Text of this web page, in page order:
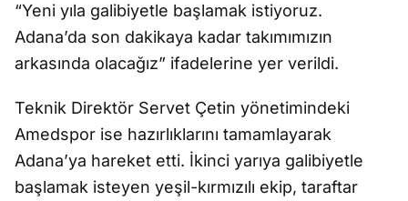
“Yeni yıla galibiyetle başlamak istiyoruz.
Adana’da son dakikaya kadar takımımızın
arkasında olacağız” ifadelerine yer verildi.
Teknik Direktör Servet Çetin yönetimindeki
Amedspor ise hazırlıklarını tamamlayarak
Adana’ya hareket etti. İkinci yarıya galibiyetle
başlamak isteyen yeşil-kırmızılı ekip, taraftar